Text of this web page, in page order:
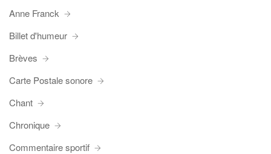
Anne Franck
Billet d'humeur
Brèves
Carte Postale sonore
Chant
Chronique
Commentaire sportif